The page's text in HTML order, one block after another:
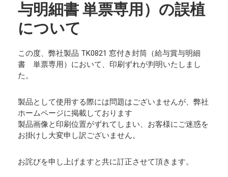
与明細書 単票専用）の誤植
について
この度、弊社製品 TK0821 窓付き封筒（給与賞与明細
書 単票専用）において、印刷ずれが判明いたしまし
た。
製品として使用する際には問題はございませんが、弊社
ホームページに掲載しております
製品画像と印刷位置がずれてしまい、お客様にご迷惑を
お掛けし大変申し訳ございません。
お詫びを申し上げますと共に訂正させて頂きます。